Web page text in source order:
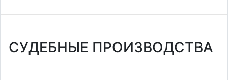
СУДЕБНЫЕ ПРОИЗВОДСТВА